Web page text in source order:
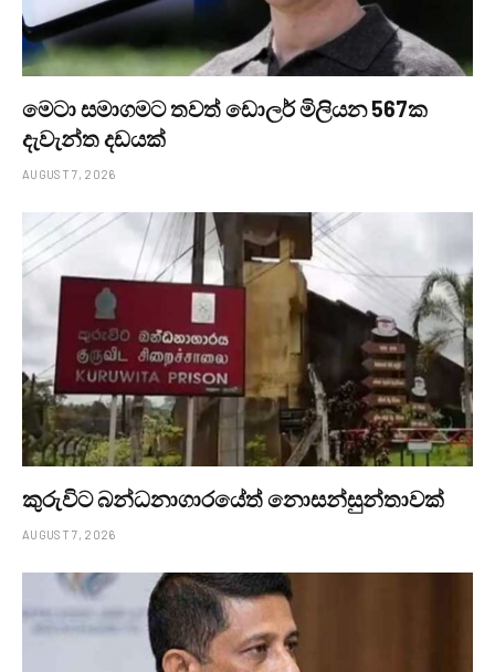
මෙටා සමාගමට තවත් ඩොලර් මිලියන 567ක
දැවැන්ත දඩයක්
AUGUST 7, 2026
කුරුවිට බන්ධනාගාරයේත් නොසන්සුන්තාවක්
AUGUST 7, 2026